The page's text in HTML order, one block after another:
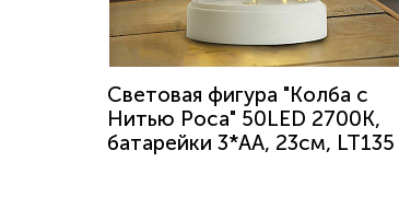
Световая фигура "Колба с
Нитью Роса" 50LED 2700K,
батарейки 3*АА, 23см, LT135